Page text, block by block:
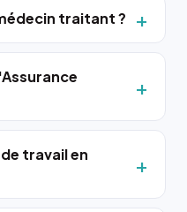
traitant ?
travail en